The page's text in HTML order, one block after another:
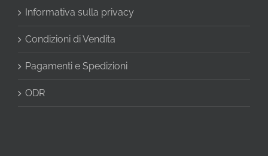
Informativa sulla privacy
Condizioni di Vendita
Pagamenti e Spedizioni
ODR